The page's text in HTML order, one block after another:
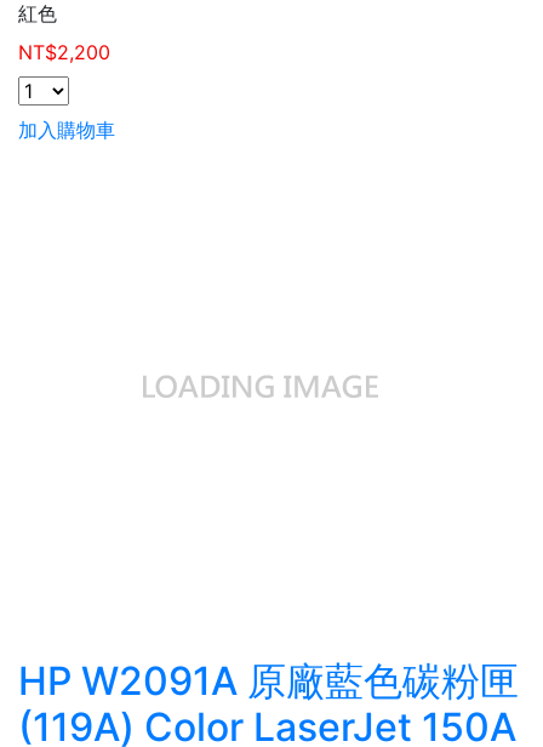
紅色
NT$2,200
加入購物車
HP W2091A 原廠藍色碳粉匣
(119A) Color LaserJet 150A